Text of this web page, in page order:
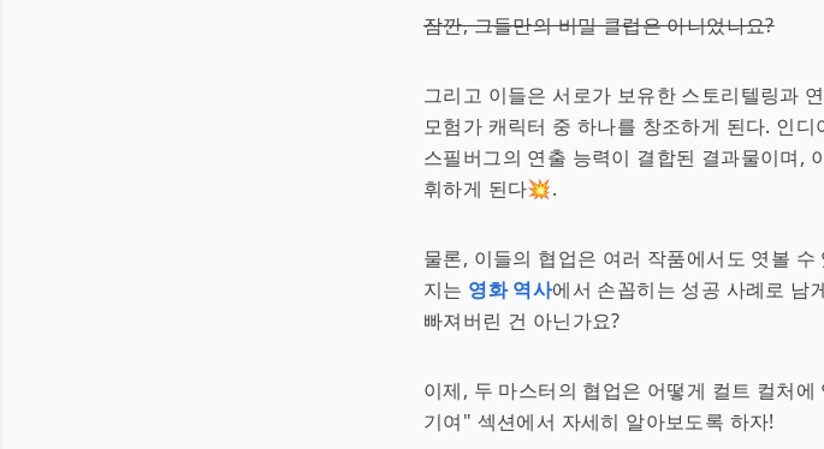
잠깐, 그들만의 비밀 클럽은 아니었나요?
그리고 이들은 서로가 보유한 스토리텔링과
모험가 캐릭터 중 하나를 창조하게 된다. 인
스필버그의 연출 능력이 결합된 결과물이며,
휘하게 된다💥.
물론, 이들의 협업은 여러 작품에서도 엿볼
지는 영화 역사에서 손꼽히는 성공 사례로 남
빠져버린 건 아닌가요?
이제, 두 마스터의 협업은 어떻게 컬트 컬처
기여" 섹션에서 자세히 알아보도록 하자!